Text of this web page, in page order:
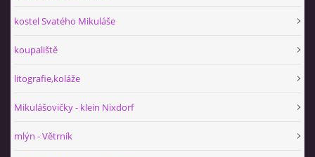
kostel Svatého Mikuláše
koupaliště
litografie,koláže
Mikulášovičky - klein Nixdorf
mlýn - Větrník